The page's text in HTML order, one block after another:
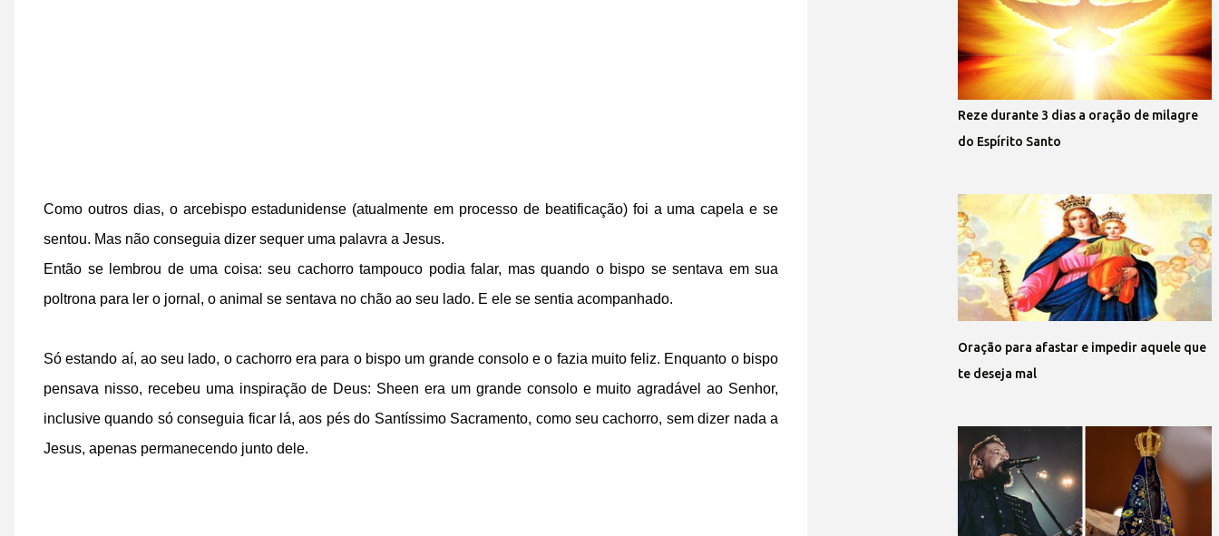
Como outros dias, o arcebispo estadunidense (atualmente em processo de beatificação) foi a uma capela e se
sentou. Mas não conseguia dizer sequer uma palavra a Jesus.
Então se lembrou de uma coisa: seu cachorro tampouco podia falar, mas quando o bispo se sentava em sua
poltrona para ler o jornal, o animal se sentava no chão ao seu lado. E ele se sentia acompanhado.
Só estando aí, ao seu lado, o cachorro era para o bispo um grande consolo e o fazia muito feliz. Enquanto o bispo
pensava nisso, recebeu uma inspiração de Deus: Sheen era um grande consolo e muito agradável ao Senhor,
inclusive quando só conseguia ficar lá, aos pés do Santíssimo Sacramento, como seu cachorro, sem dizer nada a
Jesus, apenas permanecendo junto dele.
Reze durante 3 dias a oração de milagre
do Espírito Santo
Oração para afastar e impedir aquele que
te deseja mal